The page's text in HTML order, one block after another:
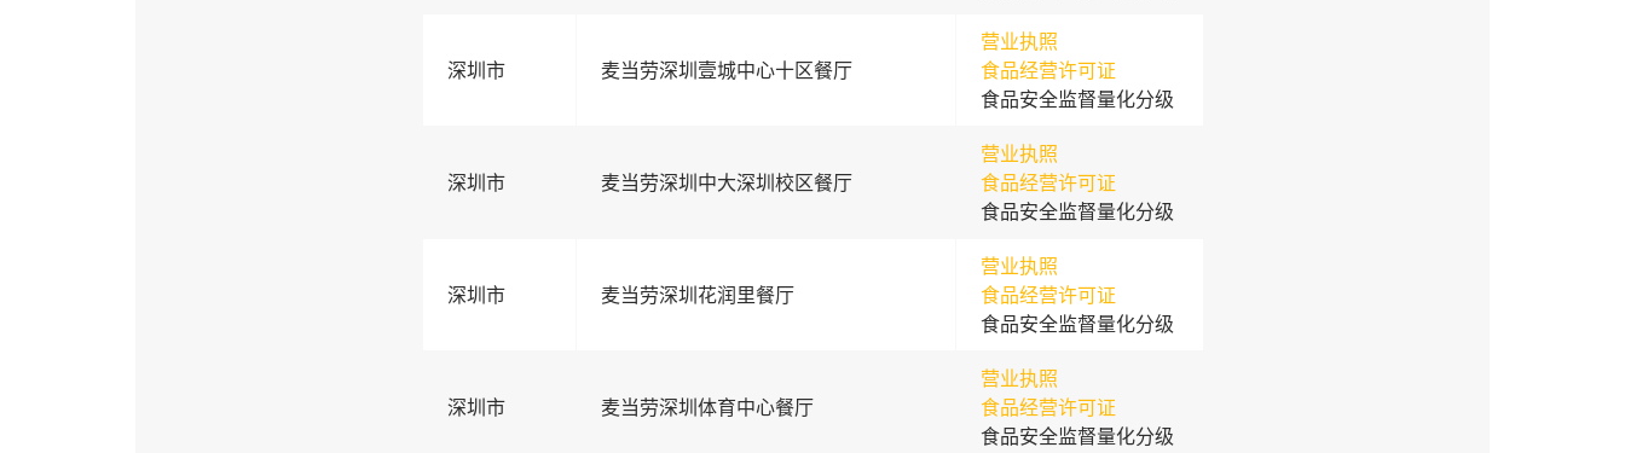
深圳市 麦当劳深圳壹城中心十区餐厅
营业执照
食品经营许可证
食品安全监督量化分级
深圳市 麦当劳深圳中大深圳校区餐厅
营业执照
食品经营许可证
食品安全监督量化分级
深圳市 麦当劳深圳花润里餐厅
营业执照
食品经营许可证
食品安全监督量化分级
深圳市 麦当劳深圳体育中心餐厅
营业执照
食品经营许可证
食品安全监督量化分级